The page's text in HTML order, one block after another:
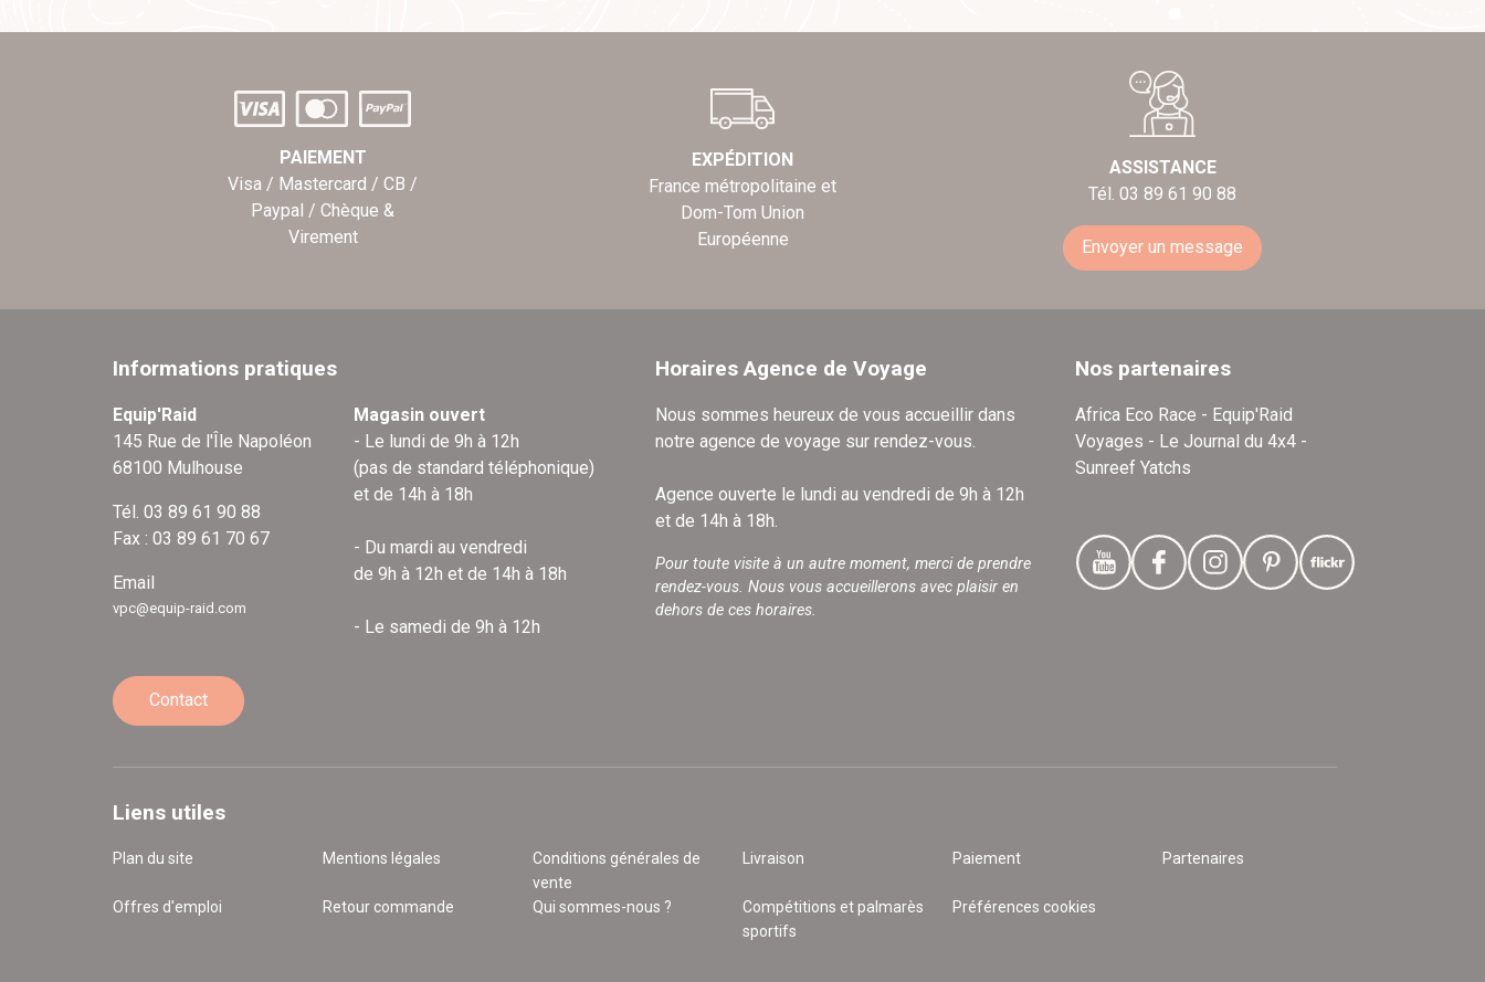
PAIEMENT
Visa / Mastercard / CB /
Paypal / Chèque &
Virement
EXPÉDITION
France métropolitaine et
Dom-Tom Union
Européenne
ASSISTANCE
Tél. 03 89 61 90 88
Envoyer un message
Informations pratiques
Equip'Raid
145 Rue de l'Île Napoléon
68100 Mulhouse
Tél. 03 89 61 90 88
Fax : 03 89 61 70 67
Email
vpc@equip-raid.com
Magasin ouvert
- Le lundi de 9h à 12h
(pas de standard téléphonique)
et de 14h à 18h
- Du mardi au vendredi
de 9h à 12h et de 14h à 18h
- Le samedi de 9h à 12h
Contact
Horaires Agence de Voyage
Nous sommes heureux de vous accueillir dans
notre agence de voyage sur rendez-vous.
Agence ouverte le lundi au vendredi de 9h à 12h
et de 14h à 18h.
Pour toute visite à un autre moment, merci de prendre
rendez-vous. Nous vous accueillerons avec plaisir en
dehors de ces horaires.
Nos partenaires
Africa Eco Race - Equip'Raid
Voyages - Le Journal du 4x4 -
Sunreef Yatchs
Liens utiles
Plan du site Mentions légales
Conditions générales de
vente
Livraison Paiement Partenaires
Offres d'emploi Retour commande Qui sommes-nous ?
Compétitions et palmarès
sportifs
Préférences cookies